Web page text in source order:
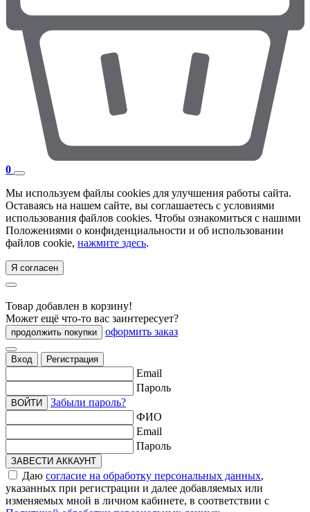
0
Мы используем файлы cookies для улучшения работы сайта.
Оставаясь на нашем сайте, вы соглашаетесь с условиями
использования файлов cookies. Чтобы ознакомиться с нашими
Положениями о конфиденциальности и об использовании
файлов cookie, нажмите здесь.
Я согласен
Товар добавлен в корзину!
Может ещё что-то вас заинтересует?
продолжить покупки оформить заказ
Вход Регистрация
Email
Пароль
ВОЙТИ
Забыли пароль?
ФИО
Email
Пароль
ЗАВЕСТИ АККАУНТ
Даю согласие на обработку персональных данных,
указанных при регистрации и далее добавляемых или
изменяемых мной в личном кабинете, в соответствии с